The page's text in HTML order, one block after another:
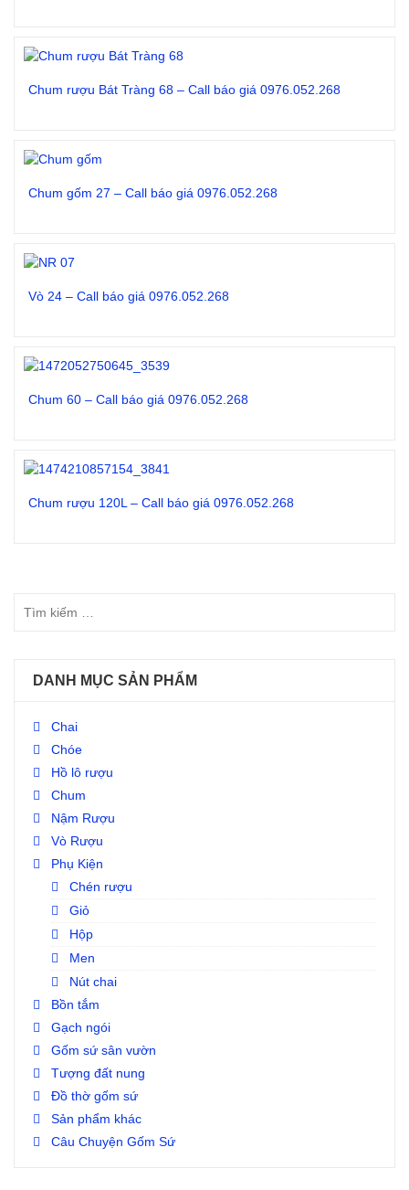
Chum rượu Bát Tràng 68 – Call báo giá 0976.052.268
Chum gốm 27 – Call báo giá 0976.052.268
Vò 24 – Call báo giá 0976.052.268
Chum 60 – Call báo giá 0976.052.268
Chum rượu 120L – Call báo giá 0976.052.268
DANH MỤC SẢN PHẨM
Chai
Chóe
Hồ lô rượu
Chum
Nậm Rượu
Vò Rượu
Phụ Kiện
Chén rượu
Giỏ
Hộp
Men
Nút chai
Bồn tắm
Gạch ngói
Gốm sứ sân vườn
Tượng đất nung
Đồ thờ gốm sứ
Sản phẩm khác
Câu Chuyện Gốm Sứ